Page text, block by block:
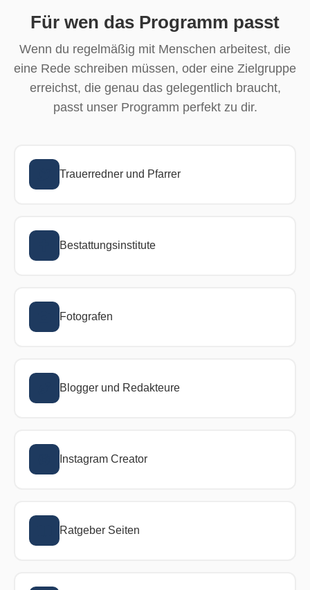
Für wen das Programm passt
Wenn du regelmäßig mit Menschen arbeitest, die
eine Rede schreiben müssen, oder eine Zielgruppe
erreichst, die genau das gelegentlich braucht,
passt unser Programm perfekt zu dir.
Trauerredner und Pfarrer
Bestattungsinstitute
Fotografen
Blogger und Redakteure
Instagram Creator
Ratgeber Seiten